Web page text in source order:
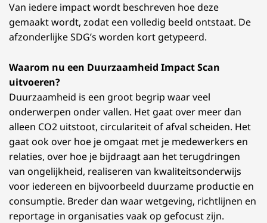
Van iedere impact wordt beschreven hoe deze
gemaakt wordt, zodat een volledig beeld ontstaat. De
afzonderlijke SDG’s worden kort getypeerd.
Waarom nu een Duurzaamheid Impact Scan
uitvoeren?
Duurzaamheid is een groot begrip waar veel
onderwerpen onder vallen. Het gaat over meer dan
alleen CO2 uitstoot, circulariteit of afval scheiden. Het
gaat ook over hoe je omgaat met je medewerkers en
relaties, over hoe je bijdraagt aan het terugdringen
van ongelijkheid, realiseren van kwaliteitsonderwijs
voor iedereen en bijvoorbeeld duurzame productie en
consumptie. Breder dan waar wetgeving, richtlijnen en
reportage in organisaties vaak op gefocust zijn.